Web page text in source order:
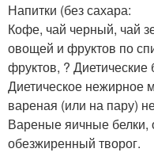
Напитки (без сахара:
Кофе, чай черный, чай
овощей и фруктов по
фруктов, ?
Диетическое нежирное
вареная (или на пару)
Вареные яичные белки,
обезжиренный творог.